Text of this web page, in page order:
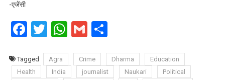
-एजेंसी
Facebook
Twitter
WhatsApp
GmailShare
Tagged Agra Crime Dharma
Education
Health
India journalist Naukari
Political